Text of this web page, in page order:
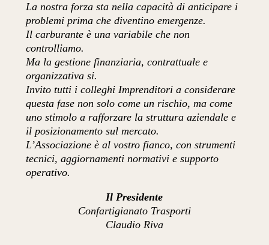
La nostra forza sta nella capacità di anticipare i
problemi prima che diventino emergenze.
Il carburante è una variabile che non
controlliamo.
Ma la gestione finanziaria, contrattuale e
organizzativa si.
Invito tutti i colleghi Imprenditori a considerare
questa fase non solo come un rischio, ma come
uno stimolo a rafforzare la struttura aziendale e
il posizionamento sul mercato.
L’Associazione è al vostro fianco, con strumenti
tecnici, aggiornamenti normativi e supporto
operativo.
Il Presidente
Confartigianato Trasporti
Claudio Riva